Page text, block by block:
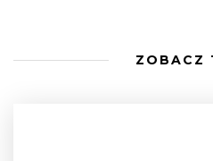
ZOBACZ